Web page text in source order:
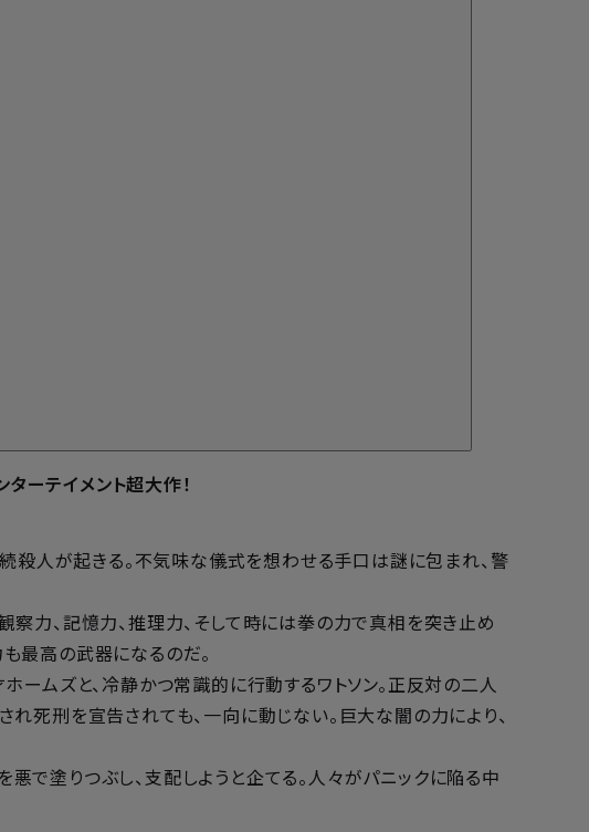
ターテイメント超大作！
殺人が起きる。不気味な儀式を想わせる手口は謎に包まれ、警
力、記憶力、推理力、そして時には拳の力で真相を突き止め
最高の武器になるのだ。
ームズと、冷静かつ常識的に行動するワトソン。正反対の二人
死刑を宣告されても、一向に動じない。巨大な闇の力により、
塗りつぶし、支配しようと企てる。人々がパニックに陥る中